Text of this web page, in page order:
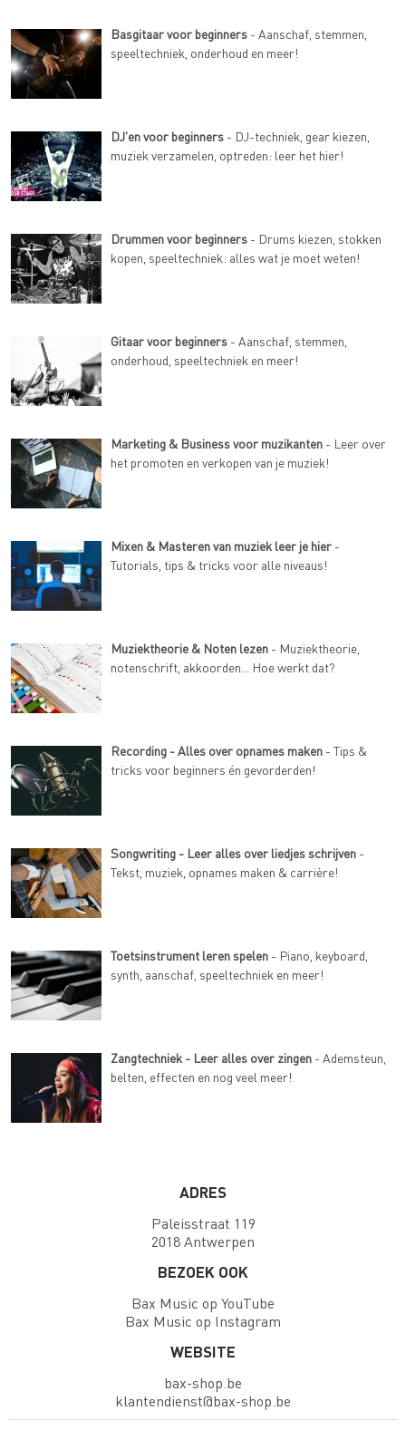
Basgitaar voor beginners - Aanschaf, stemmen,
speeltechniek, onderhoud en meer!
DJ'en voor beginners - DJ-techniek, gear kiezen,
muziek verzamelen, optreden: leer het hier!
Drummen voor beginners - Drums kiezen, stokken
kopen, speeltechniek: alles wat je moet weten!
Gitaar voor beginners - Aanschaf, stemmen,
onderhoud, speeltechniek en meer!
Marketing & Business voor muzikanten - Leer over
het promoten en verkopen van je muziek!
Mixen & Masteren van muziek leer je hier -
Tutorials, tips & tricks voor alle niveaus!
Muziektheorie & Noten lezen - Muziektheorie,
notenschrift, akkoorden... Hoe werkt dat?
Recording - Alles over opnames maken - Tips &
tricks voor beginners én gevorderden!
Songwriting - Leer alles over liedjes schrijven -
Tekst, muziek, opnames maken & carrière!
Toetsinstrument leren spelen - Piano, keyboard,
synth, aanschaf, speeltechniek en meer!
Zangtechniek - Leer alles over zingen - Ademsteun,
belten, effecten en nog veel meer!
ADRES
Paleisstraat 119
2018 Antwerpen
BEZOEK OOK
Bax Music op YouTube
Bax Music op Instagram
WEBSITE
bax-shop.be
klantendienst@bax-shop.be